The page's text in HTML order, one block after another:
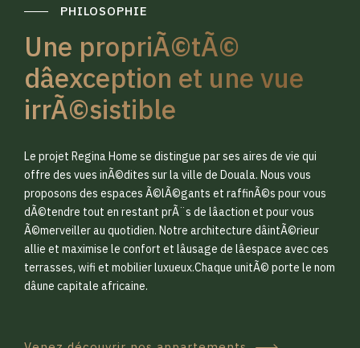
PHILOSOPHIE
Une propriÃ©tÃ©
dâexception et une vue
irrÃ©sistible
Le projet Regina Home se distingue par ses aires de vie qui
offre des vues inÃ©dites sur la ville de Douala. Nous vous
proposons des espaces Ã©lÃ©gants et raffinÃ©s pour vous
dÃ©tendre tout en restant prÃ¨s de lâaction et pour vous
Ã©merveiller au quotidien. Notre architecture dâintÃ©rieur
allie et maximise le confort et lâusage de lâespace avec ces
terrasses, wifi et mobilier luxueux.Chaque unitÃ© porte le nom
dâune capitale africaine.
0
1
2
3
0
1
2
3